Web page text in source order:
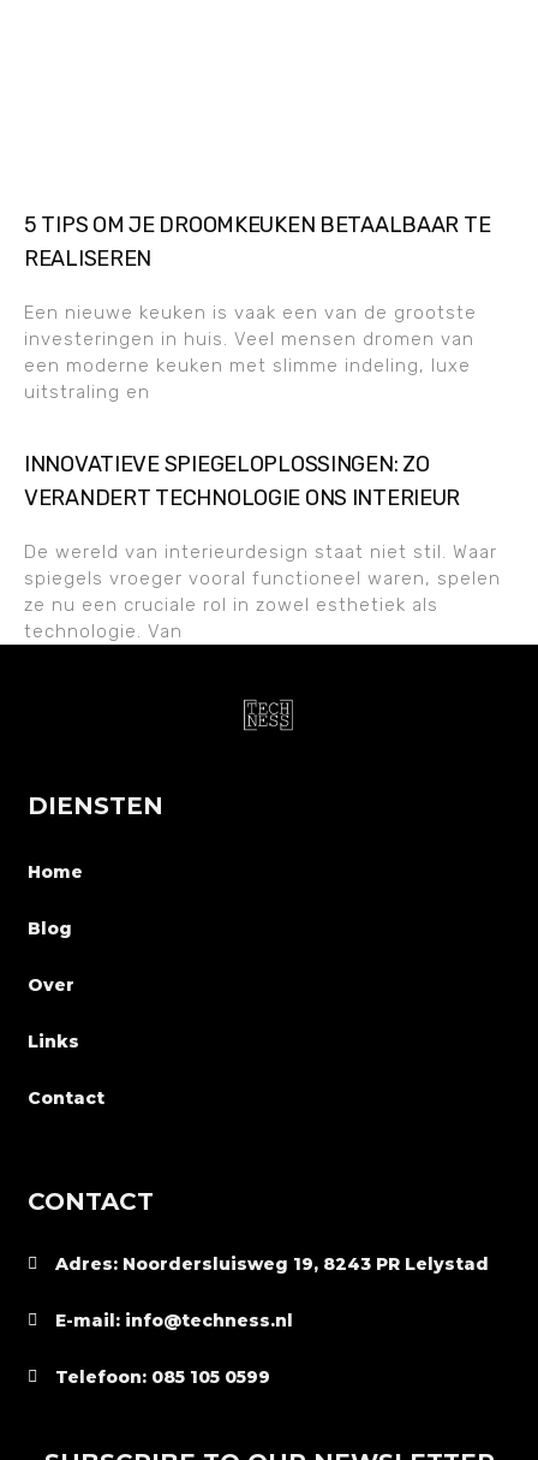
5 TIPS OM JE DROOMKEUKEN BETAALBAAR TE
REALISEREN
Een nieuwe keuken is vaak een van de grootste
investeringen in huis. Veel mensen dromen van
een moderne keuken met slimme indeling, luxe
uitstraling en
INNOVATIEVE SPIEGELOPLOSSINGEN: ZO
VERANDERT TECHNOLOGIE ONS INTERIEUR
De wereld van interieurdesign staat niet stil. Waar
spiegels vroeger vooral functioneel waren, spelen
ze nu een cruciale rol in zowel esthetiek als
technologie. Van
DIENSTEN
Home
Blog
Over
Links
Contact
CONTACT
Adres: Noordersluisweg 19, 8243 PR Lelystad
E-mail: info@techness.nl
Telefoon: 085 105 0599